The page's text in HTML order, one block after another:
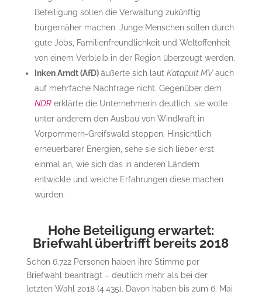
Beteiligung sollen die Verwaltung zukünftig
bürgernäher machen. Junge Menschen sollen durch
gute Jobs, Familienfreundlichkeit und Weltoffenheit
von einem Verbleib in der Region überzeugt werden.
Inken Arndt (AfD)äußerte sich laut Katapult MVauch
auf mehrfache Nachfrage nicht. Gegenüber dem
NDRerklärte die Unternehmerin deutlich, sie wolle
unter anderem den Ausbau von Windkraft in
Vorpommern-Greifswald stoppen. Hinsichtlich
erneuerbarer Energien, sehe sie sich lieber erst
einmal an, wie sich das in anderen Ländern
entwickle und welche Erfahrungen diese machen
würden.
Hohe Beteiligung erwartet:
Briefwahl übertrifft bereits 2018
Schon 6.722 Personen haben ihre Stimme per
Briefwahl beantragt – deutlich mehr als bei der
letzten Wahl 2018 (4.435). Davon haben bis zum 6. Mai